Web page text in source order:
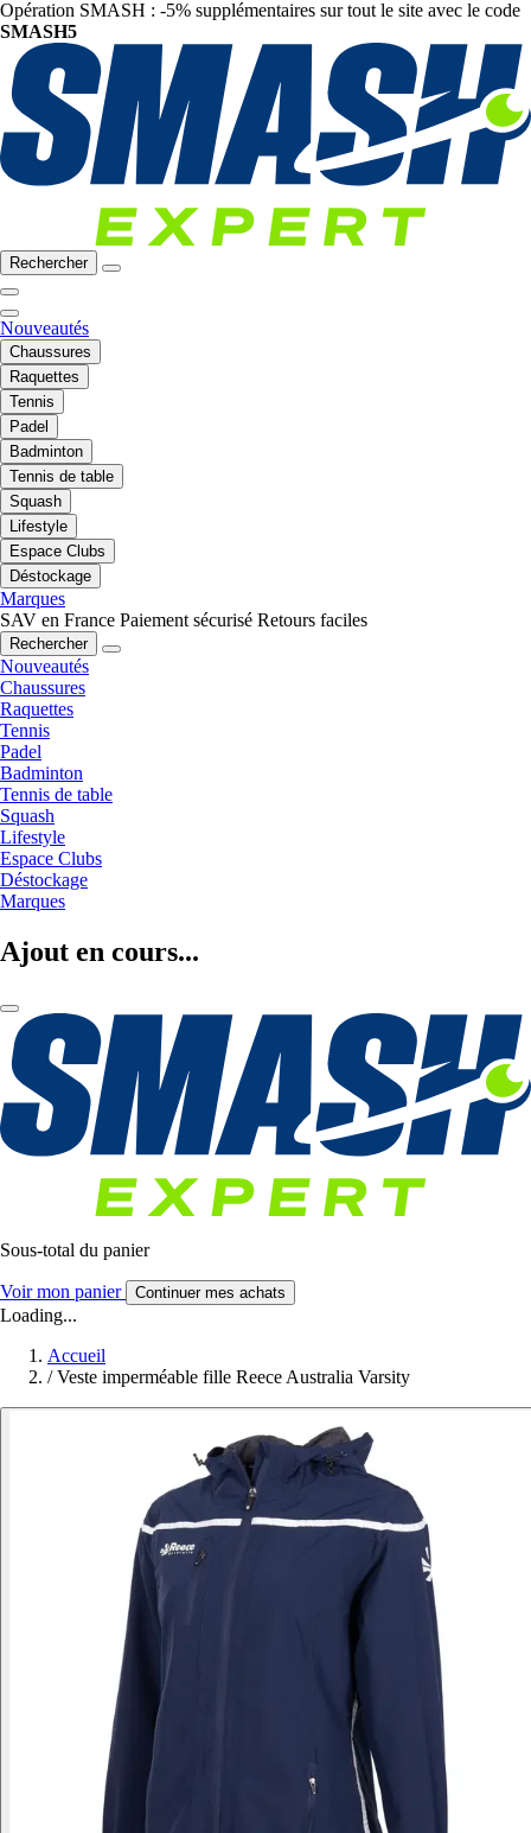
Opération SMASH : -5% supplémentaires sur tout le site avec le code
SMASH5
Rechercher
Nouveautés
Chaussures
Raquettes
Tennis
Padel
Badminton
Tennis de table
Squash
Lifestyle
Espace Clubs
Déstockage
Marques
SAV en France Paiement sécurisé Retours faciles
Rechercher
Nouveautés
Chaussures
Raquettes
Tennis
Padel
Badminton
Tennis de table
Squash
Lifestyle
Espace Clubs
Déstockage
Marques
Ajout en cours...
Sous-total du panier
Voir mon panier Continuer mes achats
Loading...
Accueil
/ Veste imperméable fille Reece Australia Varsity